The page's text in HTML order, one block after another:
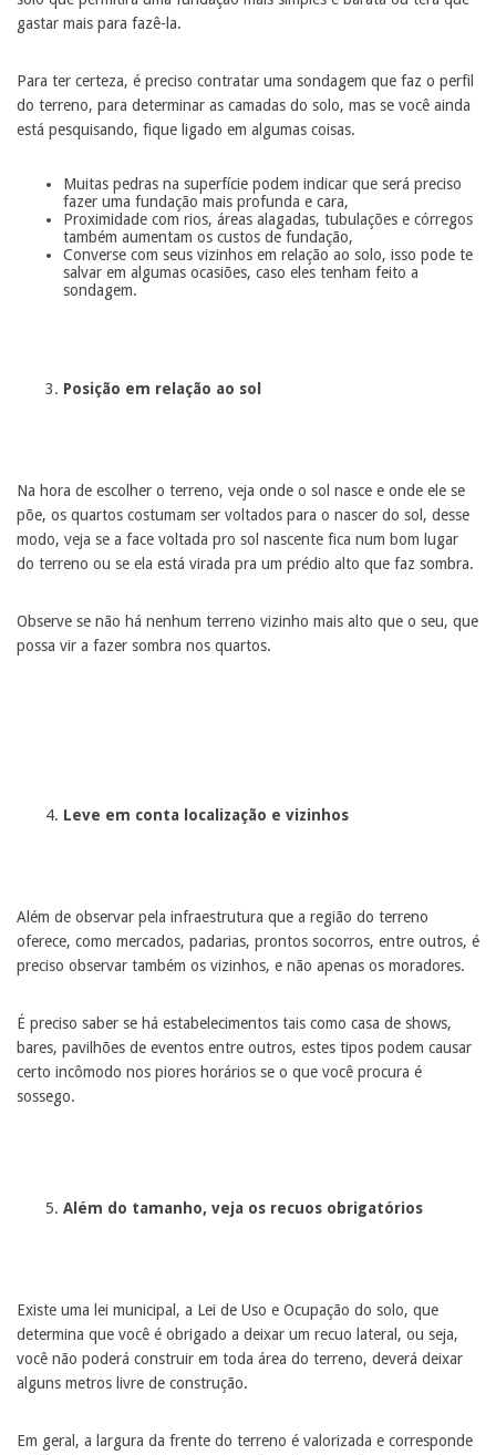
gastar mais para fazê-la.
Para ter certeza, é preciso contratar uma sondagem que faz o perfil
do terreno, para determinar as camadas do solo, mas se você ainda
está pesquisando, fique ligado em algumas coisas.
Muitas pedras na superfície podem indicar que será preciso
fazer uma fundação mais profunda e cara,
Proximidade com rios, áreas alagadas, tubulações e córregos
também aumentam os custos de fundação,
Converse com seus vizinhos em relação ao solo, isso pode te
salvar em algumas ocasiões, caso eles tenham feito a
sondagem.
Posição em relação ao sol
Na hora de escolher o terreno, veja onde o sol nasce e onde ele se
põe, os quartos costumam ser voltados para o nascer do sol, desse
modo, veja se a face voltada pro sol nascente fica num bom lugar
do terreno ou se ela está virada pra um prédio alto que faz sombra.
Observe se não há nenhum terreno vizinho mais alto que o seu, que
possa vir a fazer sombra nos quartos.
Leve em conta localização e vizinhos
Além de observar pela infraestrutura que a região do terreno
oferece, como mercados, padarias, prontos socorros, entre outros, é
preciso observar também os vizinhos, e não apenas os moradores.
É preciso saber se há estabelecimentos tais como casa de shows,
bares, pavilhões de eventos entre outros, estes tipos podem causar
certo incômodo nos piores horários se o que você procura é
sossego.
Além do tamanho, veja os recuos obrigatórios
Existe uma lei municipal, a Lei de Uso e Ocupação do solo, que
determina que você é obrigado a deixar um recuo lateral, ou seja,
você não poderá construir em toda área do terreno, deverá deixar
alguns metros livre de construção.
Em geral, a largura da frente do terreno é valorizada e corresponde